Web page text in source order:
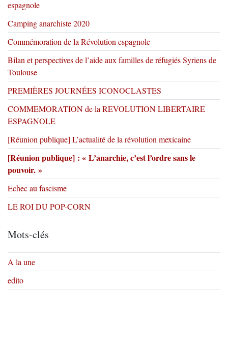
espagnole
Camping anarchiste 2020
Commémoration de la Révolution espagnole
Bilan et perspectives de l’aide aux familles de réfugiés Syriens de
Toulouse
PREMIÈRES JOURNÉES ICONOCLASTES
COMMEMORATION de la REVOLUTION LIBERTAIRE
ESPAGNOLE
[Réunion publique] L’actualité de la révolution mexicaine
[Réunion publique] : « L’anarchie, c’est l’ordre sans le
pouvoir. »
Echec au fascisme
LE ROI DU POP-CORN
Mots-clés
A la une
edito